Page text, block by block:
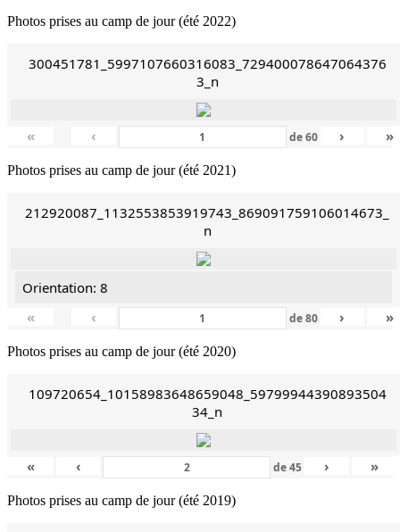
Photos prises au camp de jour (été 2022)
300451781_5997107660316083_729400078647064376
3_n
« ‹ de60 › »
Photos prises au camp de jour (été 2021)
212920087_1132553853919743_869091759106014673_
n
Orientation: 8
«
‹ de80 › »
Photos prises au camp de jour (été 2020)
109720654_10158983648659048_59799944390893504
34_n
« ‹ de45 › »
Photos prises au camp de jour (été 2019)